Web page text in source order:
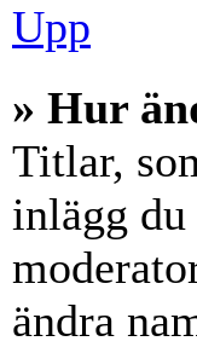
Upp
» Hur
Titlar,
inlägg
ändra